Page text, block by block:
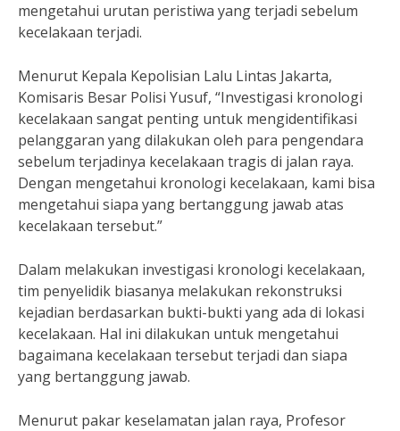
mengetahui urutan peristiwa yang terjadi sebelum
kecelakaan terjadi.
Menurut Kepala Kepolisian Lalu Lintas Jakarta,
Komisaris Besar Polisi Yusuf, “Investigasi kronologi
kecelakaan sangat penting untuk mengidentifikasi
pelanggaran yang dilakukan oleh para pengendara
sebelum terjadinya kecelakaan tragis di jalan raya.
Dengan mengetahui kronologi kecelakaan, kami bisa
mengetahui siapa yang bertanggung jawab atas
kecelakaan tersebut.”
Dalam melakukan investigasi kronologi kecelakaan,
tim penyelidik biasanya melakukan rekonstruksi
kejadian berdasarkan bukti-bukti yang ada di lokasi
kecelakaan. Hal ini dilakukan untuk mengetahui
bagaimana kecelakaan tersebut terjadi dan siapa
yang bertanggung jawab.
Menurut pakar keselamatan jalan raya, Profesor